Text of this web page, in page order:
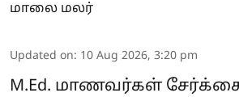
மாலை மலர்
Updated on: 10 Aug 2026, 3:20 pm
M.Ed. மாணவர்கள்